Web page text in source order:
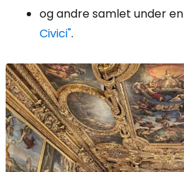
og andre samlet under en
Civici".